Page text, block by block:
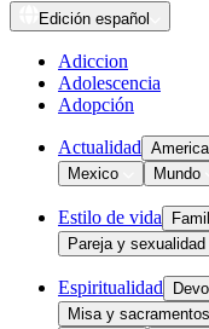
Edición español
Adiccion
Adolescencia
Adopción
Actualidad
Mexico
Mundo
Estilo de vida
Pareja y sexualidad
Espiritualidad
Misa y sacramentos